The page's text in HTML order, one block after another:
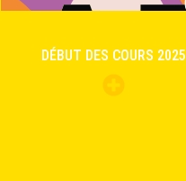
DÉBUT DES COURS 2025